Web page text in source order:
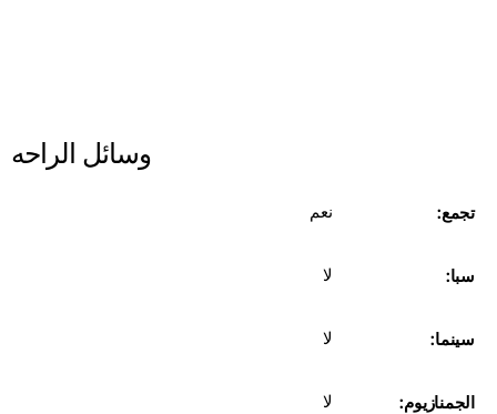
وسائل الراحه
تجمع: نعم
سبا: لا
سينما: لا
الجمنازيوم: لا